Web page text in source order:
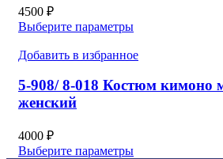
4500 ₽
Выберите параметры
Добавить в избранное
5-908/ 8-018 Костюм кимоно
женский
4000 ₽
Выберите параметры